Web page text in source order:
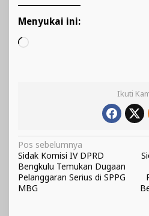
Menyukai ini:
Memuat...
Ikuti
Navigasi
pos
Pos sebelumnya
Sidak Komisi IV DPRD
Bengkulu Temukan Dugaan
Pelanggaran Serius di SPPG
MBG